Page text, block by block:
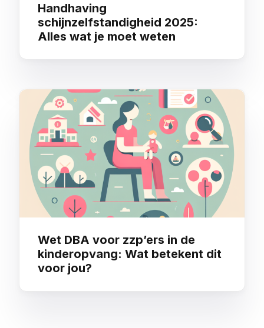
Handhaving
schijnzelfstandigheid 2025:
Alles wat je moet weten
Wet DBA voor zzp’ers in de
kinderopvang: Wat betekent dit
voor jou?